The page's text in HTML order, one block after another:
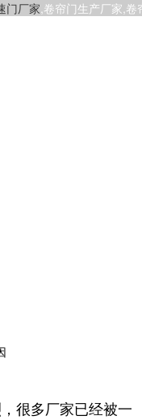
门厂家,卷帘门生产厂家,
很多厂家已经被一